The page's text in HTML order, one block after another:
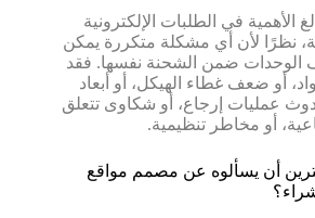
الأهمية في الطلبات الإلكترونية
نظرًا لأن أي مشكلة متكررة يمكن
الوحدات ضمن الشحنة نفسها. فقد
أو ضعف غطاء الهيكل، أو أبعاد
عمليات إرجاع، أو شكاوى تتعلق
أو مخاطر تنظيمية.
أن يسألوه عن مصمم مواقع